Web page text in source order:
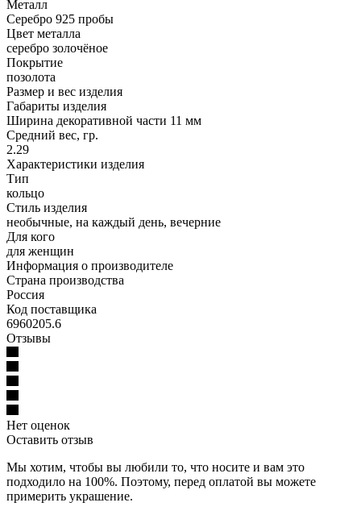
Металл
Серебро 925 пробы
Цвет металла
серебро золочёное
Покрытие
позолота
Размер и вес изделия
Габариты изделия
Ширина декоративной части 11 мм
Средний вес, гр.
2.29
Характеристики изделия
Тип
кольцо
Стиль изделия
необычные, на каждый день, вечерние
Для кого
для женщин
Информация о производителе
Страна производства
Россия
Код поставщика
6960205.6
Отзывы
Нет оценок
Оставить отзыв
Мы хотим, чтобы вы любили то, что носите и вам это
подходило на 100%. Поэтому, перед оплатой вы можете
примерить украшение.